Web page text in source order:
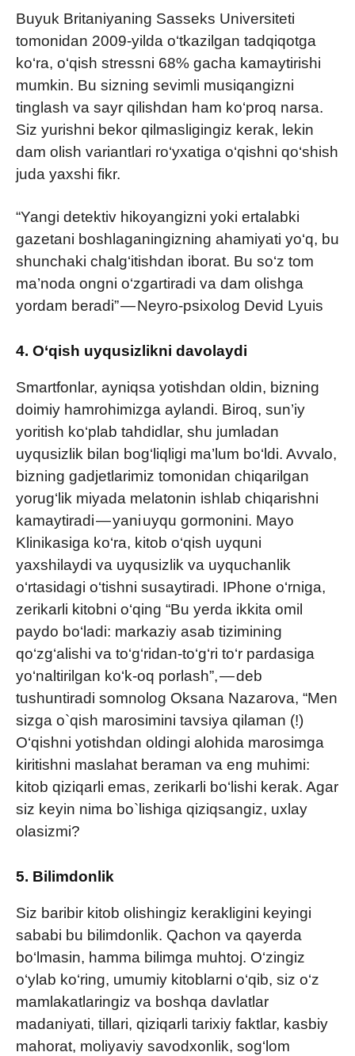
Buyuk Britaniyaning Sasseks Universiteti
tomonidan 2009-yilda o‘tkazilgan tadqiqotga
ko‘ra, o‘qish stressni 68% gacha kamaytirishi
mumkin. Bu sizning sevimli musiqangizni
tinglash va sayr qilishdan ham ko‘proq narsa.
Siz yurishni bekor qilmasligingiz kerak, lekin
dam olish variantlari ro‘yxatiga o‘qishni qo‘shish
juda yaxshi fikr.
“Yangi detektiv hikoyangizni yoki ertalabki
gazetani boshlaganingizning ahamiyati yo‘q, bu
shunchaki chalg‘itishdan iborat. Bu so‘z tom
ma’noda ongni o‘zgartiradi va dam olishga
yordam beradi” — Neyro-psixolog Devid Lyuis
4. O‘qish uyqusizlikni davolaydi
Smartfonlar, ayniqsa yotishdan oldin, bizning
doimiy hamrohimizga aylandi. Biroq, sun’iy
yoritish ko‘plab tahdidlar, shu jumladan
uyqusizlik bilan bog‘liqligi ma’lum bo‘ldi. Avvalo,
bizning gadjetlarimiz tomonidan chiqarilgan
yorug‘lik miyada melatonin ishlab chiqarishni
kamaytiradi — yani uyqu gormonini. Mayo
Klinikasiga ko‘ra, kitob o‘qish uyquni
yaxshilaydi va uyqusizlik va uyquchanlik
o‘rtasidagi o‘tishni susaytiradi. IPhone o‘rniga,
zerikarli kitobni o‘qing “Bu yerda ikkita omil
paydo bo‘ladi: markaziy asab tizimining
qo‘zg‘alishi va to‘g‘ridan-to‘g‘ri to‘r pardasiga
yo‘naltirilgan ko‘k-oq porlash”, — deb
tushuntiradi somnolog Oksana Nazarova, “Men
sizga o`qish marosimini tavsiya qilaman (!)
O‘qishni yotishdan oldingi alohida marosimga
kiritishni maslahat beraman va eng muhimi:
kitob qiziqarli emas, zerikarli bo‘lishi kerak. Agar
siz keyin nima bo`lishiga qiziqsangiz, uxlay
olasizmi?
5. Bilimdonlik
Siz baribir kitob olishingiz kerakligini keyingi
sababi bu bilimdonlik. Qachon va qayerda
bo‘lmasin, hamma bilimga muhtoj. O‘zingiz
o‘ylab ko‘ring, umumiy kitoblarni o‘qib, siz o‘z
mamlakatlaringiz va boshqa davlatlar
madaniyati, tillari, qiziqarli tarixiy faktlar, kasbiy
mahorat, moliyaviy savodxonlik, sog‘lom